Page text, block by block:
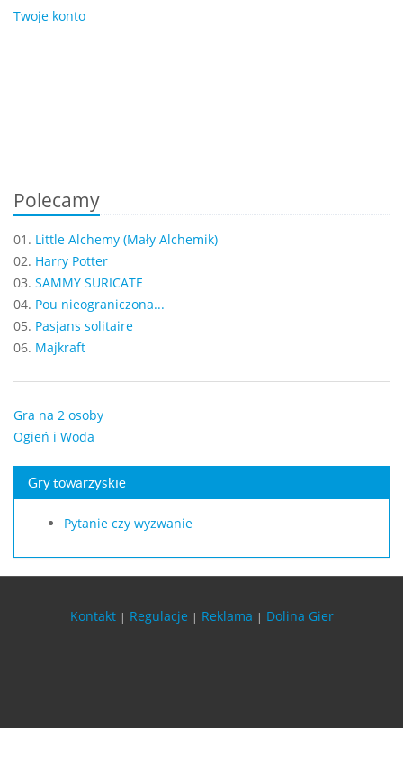
Twoje konto
Polecamy
01. Little Alchemy (Mały Alchemik)
02. Harry Potter
03. SAMMY SURICATE
04. Pou nieograniczona...
05. Pasjans solitaire
06. Majkraft
Gra na 2 osoby
Ogień i Woda
Gry towarzyskie
Pytanie czy wyzwanie
Kontakt | Regulacje | Reklama | Dolina Gier